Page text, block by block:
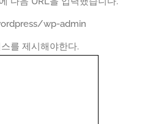
wp-admin
를 제시해야한다.